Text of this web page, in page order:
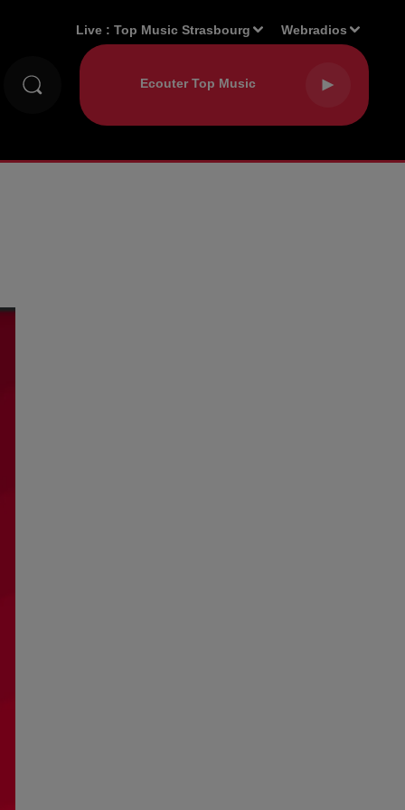
Live :Top Music Strasbourg Webradios